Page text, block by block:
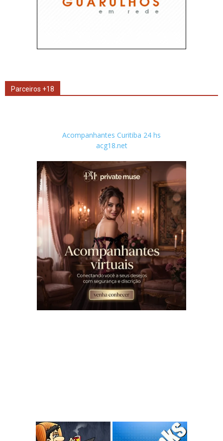
Parceiros +18
Acompanhantes Curitiba 24 hs
acg18.net